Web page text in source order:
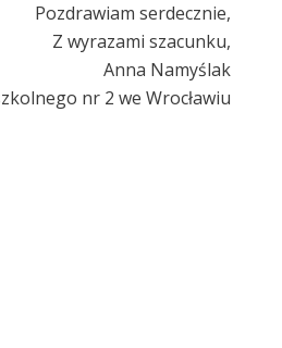
Pozdrawiam serdecznie,
Z wyrazami szacunku,
Anna Namyślak
nr 2 we Wrocławiu